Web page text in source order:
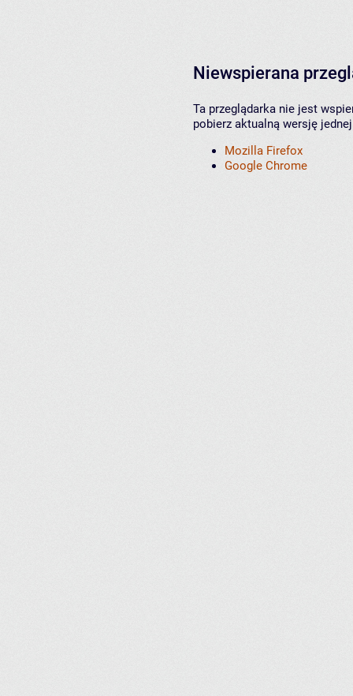
Niewspierana
Ta przeglądarka nie jest
pobierz aktualną wersję
Mozilla Firefox
Google Chrome